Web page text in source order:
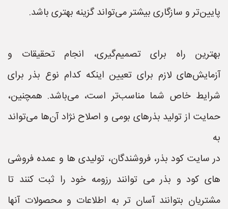
پایین‌تر و سازگاری بیشتر می‌تواند گزینه بهتری باشد.
بهترین راه برای تصمیم‌گیری، انجام تحقیقات و
آزمایش‌های لازم برای تعیین اینکه کدام نوع بذر برای
شرایط خاص شما مناسب‌تر است، می‌باشد. همچنین،
حمایت از تولید بذرهای بومی و اصلاح نژاد آن‌ها می‌تواند
به
در سایت کود بذر، فروشندگان، تولیدی ها و عمده فروشی
های کود و بذر می توانند رزومه خود را ثبت کنند تا
مشتریان بتوانند آسان تر به اطلاعات و محصولات آنها